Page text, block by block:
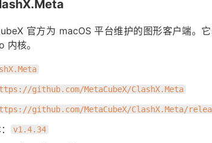
官方为 macOS 平台维护的图形客户端。
核。
github.com/MetaCubeX/ClashX.Meta
github.com/MetaCubeX/ClashX.Meta/
v1.4.34